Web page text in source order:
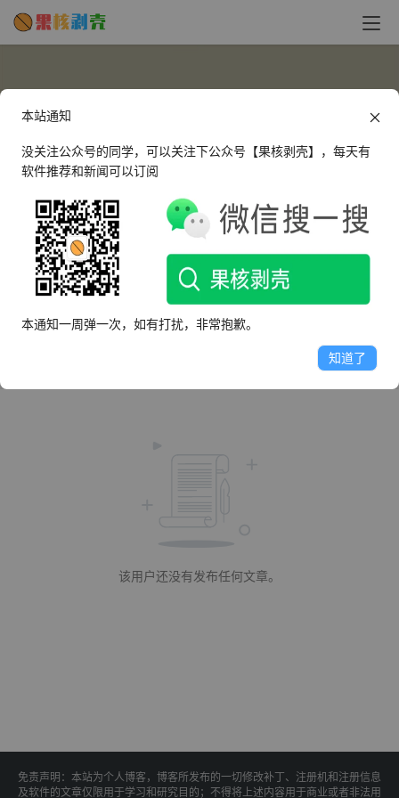
小胖
这个人很懒，什么都没有留下～
该用户还没有发布任何文章。
免责声明：本站为个人博客，博客所发布的一切修改补丁、注册机和注册信息
及软件的文章仅限用于学习和研究目的；不得将上述内容用于商业或者非法用
本站通知
没关注公众号的同学，可以关注下公众号【果核剥壳】，每天有
软件推荐和新闻可以订阅
本通知一周弹一次，如有打扰，非常抱歉。
知道了